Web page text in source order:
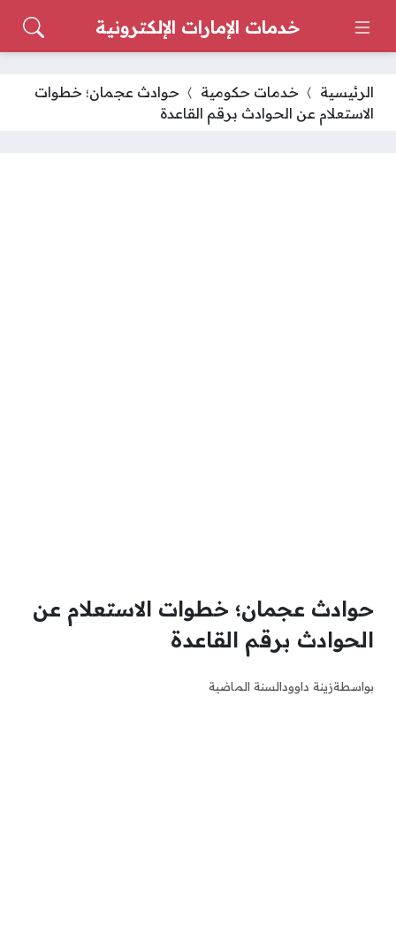
خدمات الإمارات الإلكترونية
الرئيسية خدمات حكومية
حوادث عجمان؛ خطوات
الاستعلام عن الحوادث برقم القاعدة
حوادث عجمان؛ خطوات الاستعلام عن
الحوادث برقم القاعدة
بواسطةزينة داوودالسنة الماضية